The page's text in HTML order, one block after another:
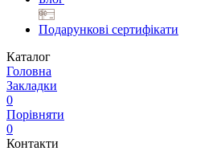
Подарункові сертифікати
Каталог
Головна
Закладки
0
Порівняти
0
Контакти